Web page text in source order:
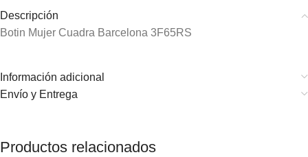
Descripción
Botin Mujer Cuadra Barcelona 3F65RS
Información adicional
Envío y Entrega
Productos relacionados